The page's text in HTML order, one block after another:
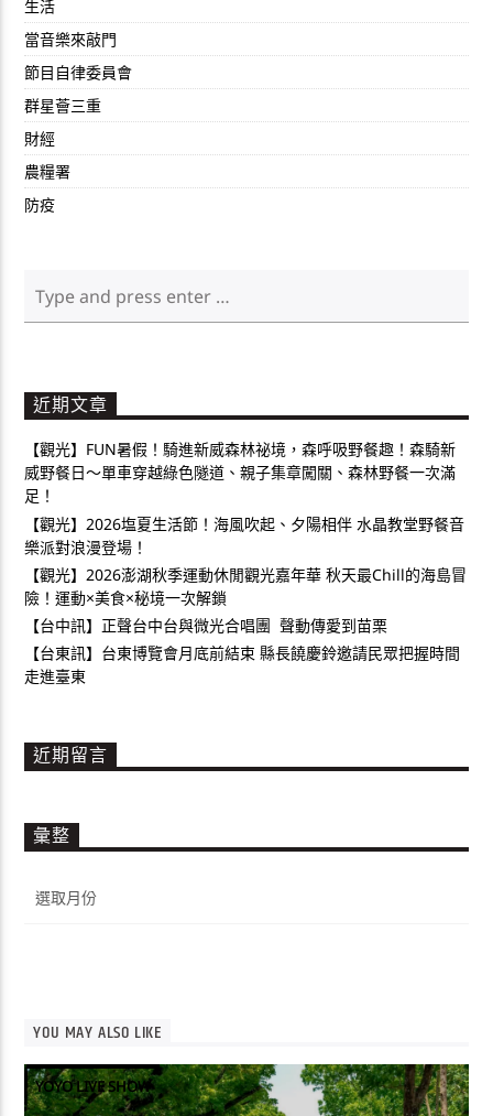
生活
當音樂來敲門
節目自律委員會
群星薈三重
財經
農糧署
防疫
近期文章
【觀光】FUN暑假！騎進新威森林祕境，森呼吸野餐趣！森騎新
威野餐日～單車穿越綠色隧道、親子集章闖關、森林野餐一次滿
足！
【觀光】2026塩夏生活節！海風吹起、夕陽相伴 水晶教堂野餐音
樂派對浪漫登場！
【觀光】2026澎湖秋季運動休閒觀光嘉年華 秋天最Chill的海島冒
險！運動×美食×秘境一次解鎖
【台中訊】正聲台中台與微光合唱團 聲動傳愛到苗栗
【台東訊】台東博覽會月底前結束 縣長饒慶鈴邀請民眾把握時間
走進臺東
近期留言
彙整
整
YOU MAY ALSO LIKE
YOYO LIVE SHOW